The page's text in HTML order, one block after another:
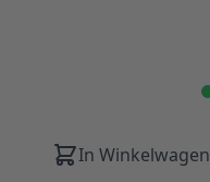
In Winkelwagen